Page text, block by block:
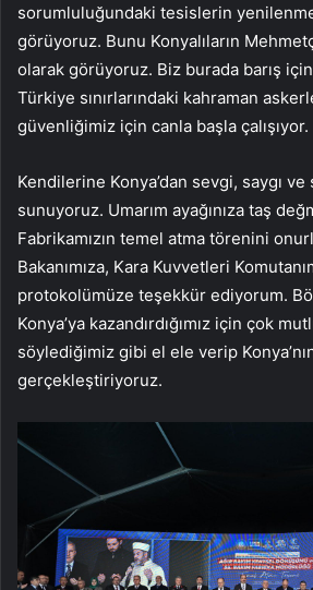
sorumluluğundaki tesislerin
görüyoruz. Bunu Konyalıların
olarak görüyoruz. Biz burada barış
Türkiye sınırlarındaki kahraman
güvenliğimiz için canla başla çalışıyor.
Kendilerine Konya’dan sevgi, saygı ve
sunuyoruz. Umarım ayağınıza taş
Fabrikamızın temel atma törenini
Bakanımıza, Kara Kuvvetleri
protokolümüze teşekkür ediyorum.
Konya’ya kazandırdığımız için çok
söylediğimiz gibi el ele verip
gerçekleştiriyoruz.